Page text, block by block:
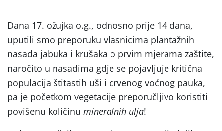
Dana 17. ožujka o.g., odnosno prije 14 dana,
uputili smo preporuku vlasnicima plantažnih
nasada jabuka i krušaka o prvim mjerama zaštite,
naročito u nasadima gdje se pojavljuje kritična
populacija štitastih uši i crvenog voćnog pauka,
pa je početkom vegetacije preporučljivo koristiti
povišenu količinu mineralnih ulja!